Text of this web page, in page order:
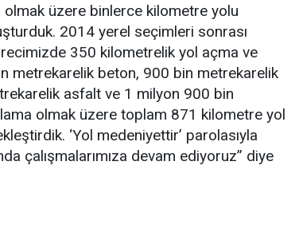
üzere binlerce kilometre yolu
2014 yerel seçimleri sonrası
350 kilometrelik yol açma ve
metrekarelik beton, 900 bin metrekarelik
asfalt ve 1 milyon 900 bin
olmak üzere toplam 871 kilometre yol
‘Yol medeniyettir’ parolasıyla
çalışmalarımıza devam ediyoruz” diye